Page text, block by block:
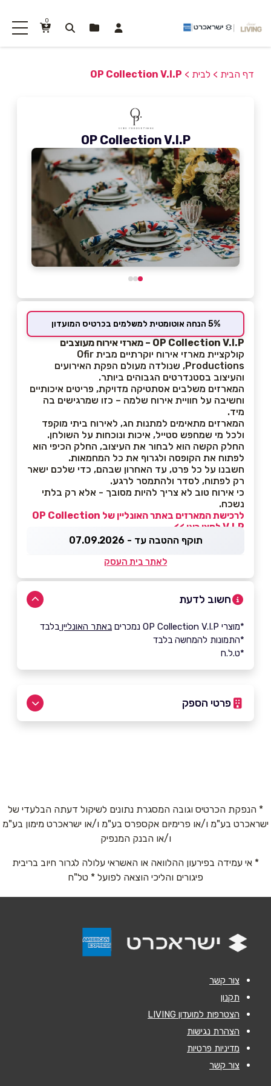
0
דף הבית > לבית >
OP Collection V.I.P
OP Collection V.I.P
5% הנחה אוטומטית למשלמים בכרטיס המועדון
OP Collection V.I.P – מארזי אירוח מעוצבים
קולקציית מארזי אירוח יוקרתיים מבית Ofir
Productions, שנולדה מעולם הפקת האירועים
והעיצוב בסטנדרטים הגבוהים ביותר.
המארזים משלבים אסתטיקה מדויקת, פריטים איכותיים
וחשיבה על חוויית אירוח שלמה – כזו שמרגישים בה
מיד.
המארזים מתאימים למתנות חג, לאירוח ביתי מוקפד
ולכל מי שמחפש סטייל, איכות ונוכחות על השולחן.
החלק הקשה הוא לבחור את העיצוב, החלק הכיפי הוא
לפתוח את הקופסה ולגרוף את כל המחמאות.
חשבנו על כל פרט, עד האחרון שבהם, כדי שלכם ישאר
רק לפתוח, לסדר ולהתמסר לרגע.
כי אירוח טוב לא צריך להיות מסובך - אלא רק בלתי
נשכח.
לרכישת המארזים באתר האונליין של OP Collection
V.I.P לחצו כאן >>
תוקף ההטבה עד - 07.09.2026
לאתר בית העסק
חשוב לדעת
*מוצרי OP Collection V.I.P נמכרים באתר האונליין בלבד
*התמונות להמחשה בלבד
*ט.ל.ח
פרטי הספק
שם מלא*
טלפון*
נושא*
הודעה
* הנפקת הכרטיס וגובה המסגרת נתונים לשיקול דעתה הבלעדי של
ישראכרט בע"מ ו/או פרימיום אקספרס בע"מ ו/או ישראכרט מימון בע"מ
ו/או הבנק המנפיק
* אי עמידה בפירעון ההלוואה או האשראי עלולה לגרור חיוב בריבית
פיגורים והליכי הוצאה לפועל * טל"ח
צור קשר
תקנון
הצטרפות למועדון LIVING
הצהרת נגישות
מדיניות פרטיות
צור קשר